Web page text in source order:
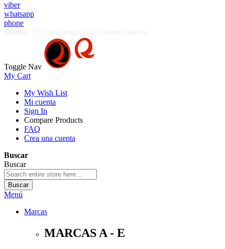
viber
whatsapp
phone
Toggle Nav
My Cart
My Wish List
Mi cuenta
Sign In
Compare Products
FAQ
Crea una cuenta
Buscar
Buscar
Buscar
Menú
Marcas
MARCAS A - E